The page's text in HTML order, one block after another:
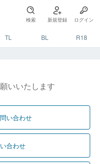
検索 新規登録 ログイン
TL BL R18
いいたします
い合わせ
合わせ